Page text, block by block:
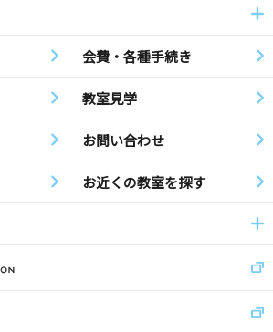
会費・各種手続き
教室見学
お問い合わせ
お近くの教室を探す